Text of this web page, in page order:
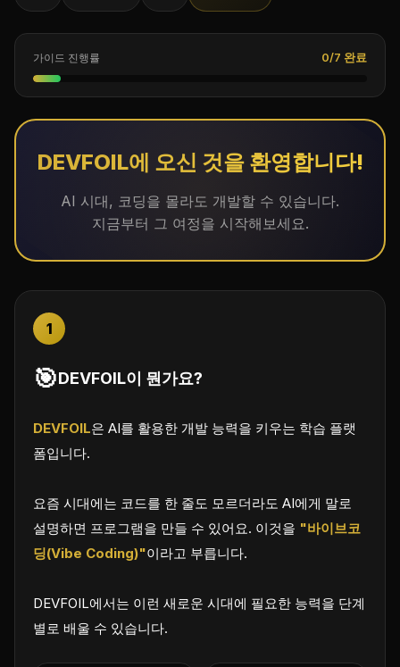
가이드 진행률 0/7 완료
DEVFOIL에 오신 것을 환영합니다!
AI 시대, 코딩을 몰라도 개발할 수 있습니다.
지금부터 그 여정을 시작해보세요.
1
🎯DEVFOIL이 뭔가요?
DEVFOIL은 AI를 활용한 개발 능력을 키우는 학습 플랫
폼입니다.
요즘 시대에는 코드를 한 줄도 모르더라도 AI에게 말로
설명하면 프로그램을 만들 수 있어요. 이것을 "바이브코
딩(Vibe Coding)"이라고 부릅니다.
DEVFOIL에서는 이런 새로운 시대에 필요한 능력을 단계
별로 배울 수 있습니다.